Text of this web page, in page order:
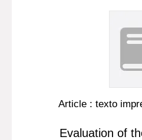
Article : texto
Evaluation of